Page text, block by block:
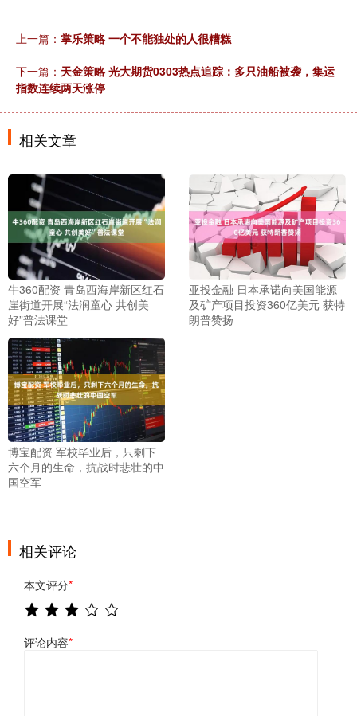
上一篇： 掌乐策略 一个不能独处的人很糟糕
下一篇： 天金策略 光大期货0303热点追踪：多只油船被袭，集运
指数连续两天涨停
相关文章
牛360配资 青岛西海岸新区红石
崖街道开展“法润童心 共创美
好”普法课堂
亚投金融 日本承诺向美国能源
及矿产项目投资360亿美元 获特
朗普赞扬
博宝配资 军校毕业后，只剩下
六个月的生命，抗战时悲壮的中
国空军
相关评论
本文评分*
评论内容*